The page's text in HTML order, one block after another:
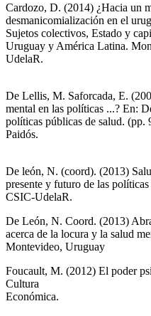
Cardozo, D. (2014) ¿Hacia un
desmanicomialización en el
Sujetos colectivos, Estado y
Uruguay y América Latina.
De Lellis, M. Saforcada, E.
mental en las políticas ...? En:
políticas públicas de salud. (pp.
De león, N. (coord). (2013)
presente y futuro de las
CSIC-
De León, N. Coord. (2013)
acerca de la locura y la salud
Montevideo, Uruguay
Foucault, M. (2012) El poder
Cultura